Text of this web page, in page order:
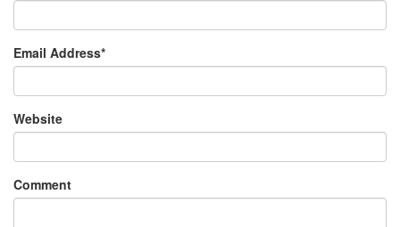
Email Address*
Website
Comment